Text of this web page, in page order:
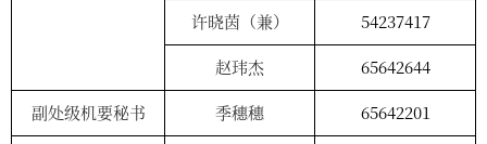
许晓茵（兼）
54237417
赵玮杰
65642644
副处级机要秘书
季穗穗 65642201